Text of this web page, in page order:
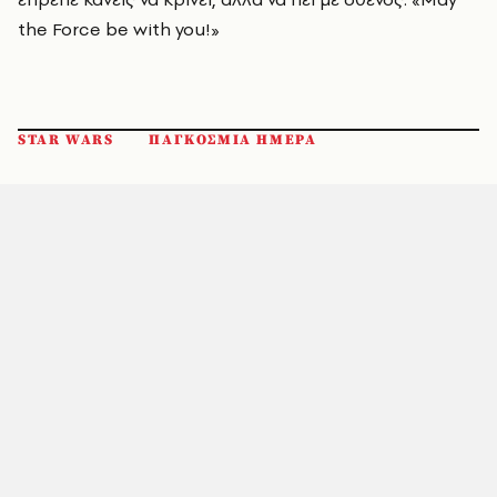
the Force be with you!»
STAR WARS ΠΑΓΚΟΣΜΙΑ ΗΜΕΡΑ